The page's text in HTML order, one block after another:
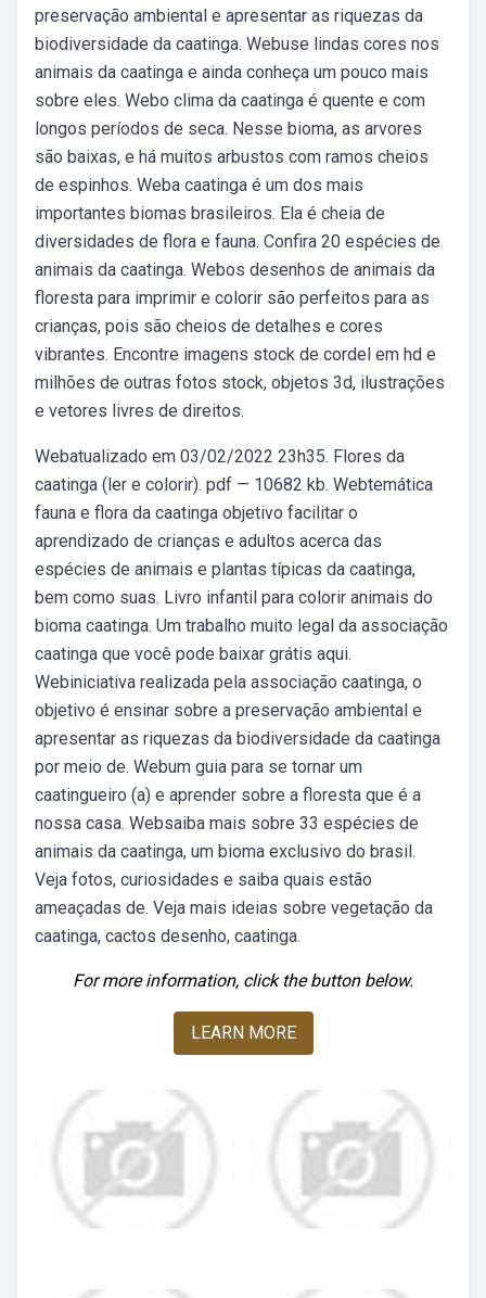
preservação ambiental e apresentar as riquezas da
biodiversidade da caatinga. Webuse lindas cores nos
animais da caatinga e ainda conheça um pouco mais
sobre eles. Webo clima da caatinga é quente e com
longos períodos de seca. Nesse bioma, as arvores
são baixas, e há muitos arbustos com ramos cheios
de espinhos. Weba caatinga é um dos mais
importantes biomas brasileiros. Ela é cheia de
diversidades de flora e fauna. Confira 20 espécies de
animais da caatinga. Webos desenhos de animais da
floresta para imprimir e colorir são perfeitos para as
crianças, pois são cheios de detalhes e cores
vibrantes. Encontre imagens stock de cordel em hd e
milhões de outras fotos stock, objetos 3d, ilustrações
e vetores livres de direitos.
Webatualizado em 03/02/2022 23h35. Flores da
caatinga (ler e colorir). pdf — 10682 kb. Webtemática
fauna e flora da caatinga objetivo facilitar o
aprendizado de crianças e adultos acerca das
espécies de animais e plantas típicas da caatinga,
bem como suas. Livro infantil para colorir animais do
bioma caatinga. Um trabalho muito legal da associação
caatinga que você pode baixar grátis aqui.
Webiniciativa realizada pela associação caatinga, o
objetivo é ensinar sobre a preservação ambiental e
apresentar as riquezas da biodiversidade da caatinga
por meio de. Webum guia para se tornar um
caatingueiro (a) e aprender sobre a floresta que é a
nossa casa. Websaiba mais sobre 33 espécies de
animais da caatinga, um bioma exclusivo do brasil.
Veja fotos, curiosidades e saiba quais estão
ameaçadas de. Veja mais ideias sobre vegetação da
caatinga, cactos desenho, caatinga.
For more information, click the button below.
LEARN MORE